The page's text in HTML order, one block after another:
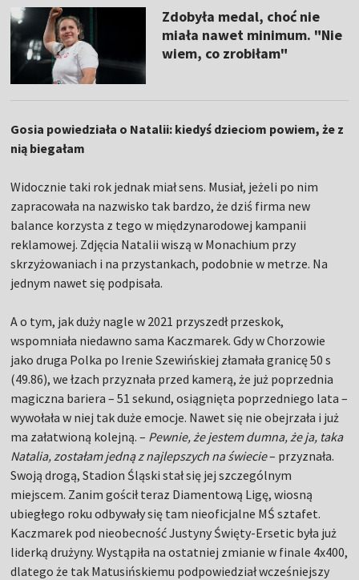
Zdobyła medal, choć nie
miała nawet minimum. "Nie
wiem, co zrobiłam"
Gosia powiedziała o Natalii: kiedyś dzieciom powiem, że z
nią biegałam
Widocznie taki rok jednak miał sens. Musiał, jeżeli po nim
zapracowała na nazwisko tak bardzo, że dziś firma new
balance korzysta z tego w międzynarodowej kampanii
reklamowej. Zdjęcia Natalii wiszą w Monachium przy
skrzyżowaniach i na przystankach, podobnie w metrze. Na
jednym nawet się podpisała.
A o tym, jak duży nagle w 2021 przyszedł przeskok,
wspomniała niedawno sama Kaczmarek. Gdy w Chorzowie
jako druga Polka po Irenie Szewińskiej złamała granicę 50 s
(49.86), we łzach przyznała przed kamerą, że już poprzednia
magiczna bariera – 51 sekund, osiągnięta poprzedniego lata –
wywołała w niej tak duże emocje. Nawet się nie obejrzała i już
ma załatwioną kolejną. – Pewnie, że jestem dumna, że ja, taka
Natalia, zostałam jedną z najlepszych na świecie– przyznała.
Swoją drogą, Stadion Śląski stał się jej szczególnym
miejscem. Zanim gościł teraz Diamentową Ligę, wiosną
ubiegłego roku odbywały się tam nieoficjalne MŚ sztafet.
Kaczmarek pod nieobecność Justyny Święty-Ersetic była już
liderką drużyny. Wystąpiła na ostatniej zmianie w finale 4x400,
dlatego że tak Matusińskiemu podpowiedział wcześniejszy